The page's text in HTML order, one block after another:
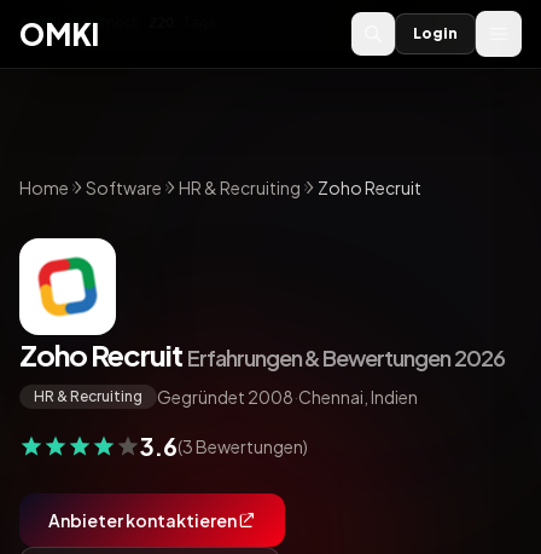
OMKI 2027
OMKI Login
Home Software HR & Recruiting Zoho Recruit
Zoho Recruit Erfahrungen & Bewertungen 2026
HR & Recruiting Gegründet 2008·Chennai, Indien
3.6(3 Bewertungen)
Anbieter kontaktieren